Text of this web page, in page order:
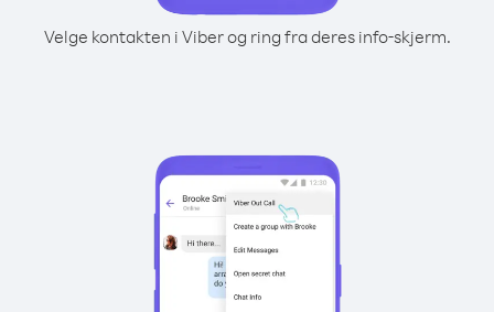
Velge kontakten i Viber og ring fra deres info-skjerm.